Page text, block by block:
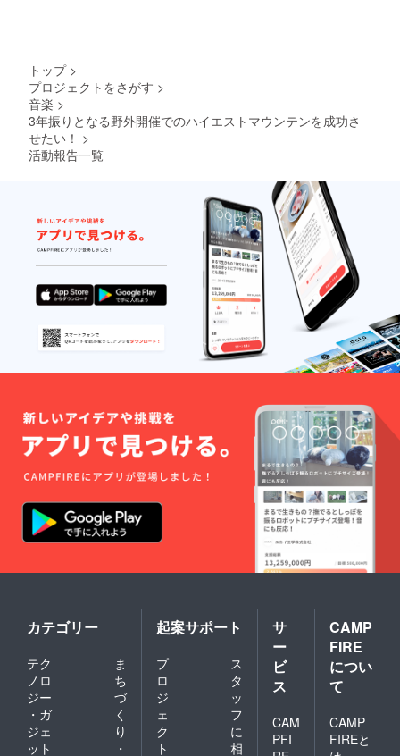
予定 :
2022年
レス (縁
/
TAKAFI
N / the
session
)
https://
youtu.b
e/m5u7
nOoy4F
I 品名 :
シャツ
サイ
ズ ：
ズ 素材
: 100%
綿
トップ >
プロジェクトをさがす >
音楽 >
3年振りとなる野外開催でのハイエストマウンテンを成功さ
せたい！ >
活動報告一覧
カテゴリー
テク
ノロ
ジー
・ガ
ジェ
ット
ま
ち
づ
く
り
・
起案サポート
プ
ロ
ジ
ェ
ク
ト
ス
タ
ッ
フ
に
相
サ
ー
ビ
ス
CAM
PFI
CAMP
FIRE
につい
て
CAMP
FIREと